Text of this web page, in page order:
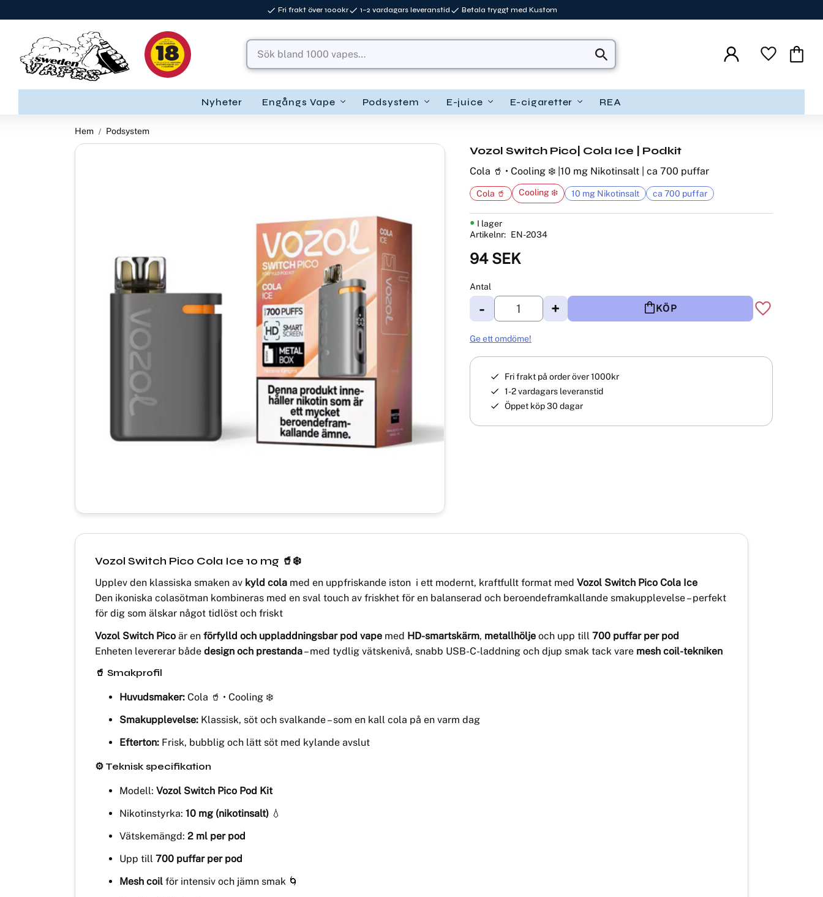
Fri frakt över 1000kr 1–2 vardagars leveranstid Betala tryggt med Kustom
Favoriter
Nyheter Engångs Vape Podsystem E-juice E-cigaretter REA
Hem Podsystem
Vozol Switch Pico| Cola Ice | Podkit
Cola 🥤 • Cooling ❄️ |10 mg Nikotinsalt | ca 700 puffar
94SEK
Antal
+
- KÖP
Lägg till i
I lager
Artikelnr
EN-2034
Cola 🥤 Cooling ❄️ 10 mg Nikotinsalt ca 700 puffar
Ge ett omdöme!
Fri frakt på order över 1000kr
1-2 vardagars leveranstid
Öppet köp 30 dagar
Vozol Switch Pico Cola Ice 10 mg 🥤❄️
Upplev den klassiska smaken av kyld cola med en uppfriskande iston i ett modernt, kraftfullt format med Vozol Switch Pico Cola Ice
Den ikoniska colasötman kombineras med en sval touch av friskhet för en balanserad och beroendeframkallande smakupplevelse – perfekt
för dig som älskar något tidlöst och friskt
Vozol Switch Pico är en förfylld och uppladdningsbar pod vape med HD-smartskärm, metallhölje och upp till 700 puffar per pod
Enheten levererar både design och prestanda– med tydlig vätskenivå, snabb USB-C-laddning och djup smak tack vare mesh coil-tekniken
🥤 Smakprofil
Huvudsmaker: Cola 🥤 • Cooling ❄️
Smakupplevelse: Klassisk, söt och svalkande – som en kall cola på en varm dag
Efterton: Frisk, bubblig och lätt söt med kylande avslut
⚙️ Teknisk specifikation
Modell: Vozol Switch Pico Pod Kit
Nikotinstyrka: 10 mg (nikotinsalt) 💧
Vätskemängd: 2 ml per pod
Upp till 700 puffar per pod
Mesh coil för intensiv och jämn smak 🌀